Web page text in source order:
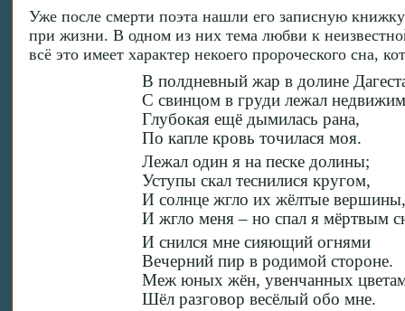
Уже после смерти поэта нашли его записную
при жизни. В одном из них тема любви к
всё это имеет характер некоего пророческого сна,
В полдневный жар в долине
С свинцом в груди лежал
Глубокая ещё дымилась рана,
По капле кровь точилася моя.
Лежал один я на песке долины;
Уступы скал теснилися кругом,
И солнце жгло их жёлтые вершины,
И жгло меня – но спал я мёртвым
И снился мне сияющий огнями
Вечерний пир в родимой стороне.
Меж юных жён, увенчанных
Шёл разговор весёлый обо мне.